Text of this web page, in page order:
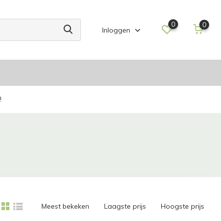
Inloggen
0 0
Meest bekeken Laagste prijs Hoogste prijs